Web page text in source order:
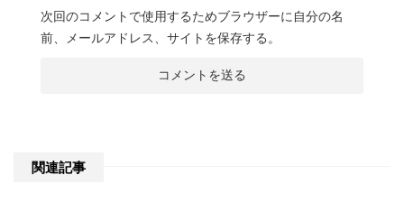
次回のコメントで使用するためブラウザーに自分の名
前、メールアドレス、サイトを保存する。
関連記事